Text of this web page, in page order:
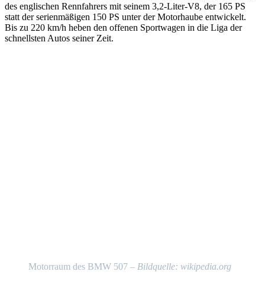
des englischen Rennfahrers mit seinem 3,2-Liter-V8, der 165 PS
statt der serienmäßigen 150 PS unter der Motorhaube entwickelt.
Bis zu 220 km/h heben den offenen Sportwagen in die Liga der
schnellsten Autos seiner Zeit.
Motorraum des BMW 507 – Bildquelle: wikipedia.org